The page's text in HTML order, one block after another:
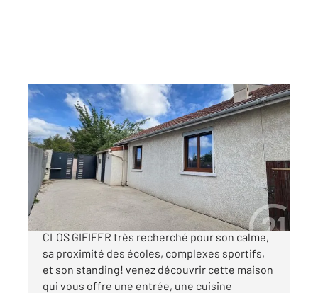
SOISY SOUS MONTMORENCY 95
60 m
2 , 4 pièces
Ref : 6336
Maison à vendre
279 000 €
SOISY SOUS MONTMORENCY Dans quartier du
CLOS GIFIFER très recherché pour son calme,
sa proximité des écoles, complexes sportifs,
et son standing! venez découvrir cette maison
qui vous offre une entrée, une cuisine